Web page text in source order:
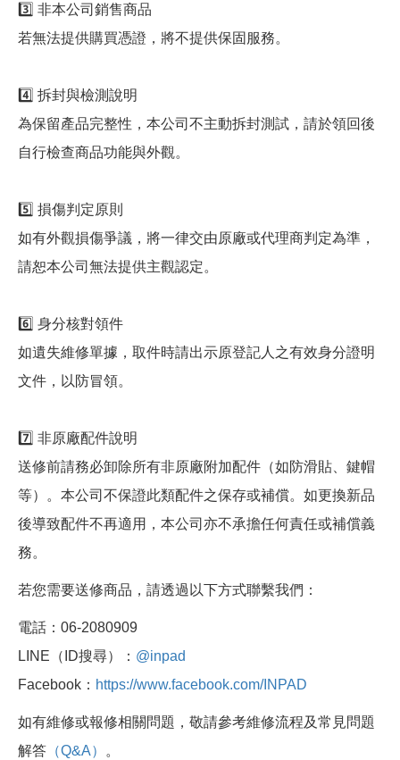
3️⃣ 非本公司銷售商品
若無法提供購買憑證，將不提供保固服務。
4️⃣ 拆封與檢測說明
為保留產品完整性，本公司不主動拆封測試，請於領回後
自行檢查商品功能與外觀。
5️⃣ 損傷判定原則
如有外觀損傷爭議，將一律交由原廠或代理商判定為準，
請恕本公司無法提供主觀認定。
6️⃣ 身分核對領件
如遺失維修單據，取件時請出示原登記人之有效身分證明
文件，以防冒領。
7️⃣ 非原廠配件說明
送修前請務必卸除所有非原廠附加配件（如防滑貼、鍵帽
等）。本公司不保證此類配件之保存或補償。如更換新品
後導致配件不再適用，本公司亦不承擔任何責任或補償義
務。
若您需要送修商品，請透過以下方式聯繫我們：
電話：06-2080909
LINE（ID搜尋）： @inpad
Facebook： https://www.facebook.com/INPAD
如有維修或報修相關問題，敬請參考維修流程及常見問題
解答 （Q&A） 。